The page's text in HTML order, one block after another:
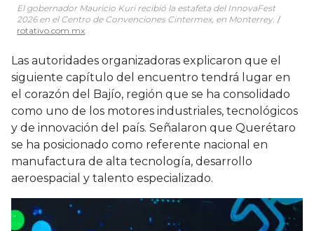
El gobernador Mauricio Kuri recibió la estafeta del InnovaFest
2026 en el Centro de Convenciones Cintermex, en Monterrey.
rotativo.com.mx
Las autoridades organizadoras explicaron que el
siguiente capítulo del encuentro tendrá lugar en
el corazón del Bajío, región que se ha consolidado
como uno de los motores industriales, tecnológicos
y de innovación del país. Señalaron que Querétaro
se ha posicionado como referente nacional en
manufactura de alta tecnología, desarrollo
aeroespacial y talento especializado.